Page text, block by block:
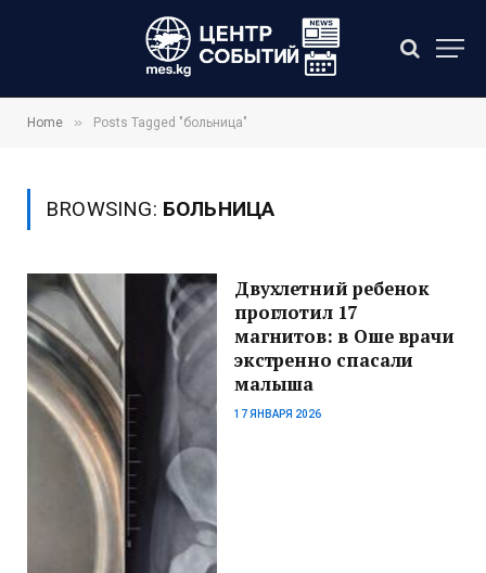
Home » Posts Tagged "больница"
BROWSING: БОЛЬНИЦА
Двухлетний ребенок
проглотил 17
магнитов: в Оше врачи
экстренно спасали
малыша
17 ЯНВАРЯ 2026